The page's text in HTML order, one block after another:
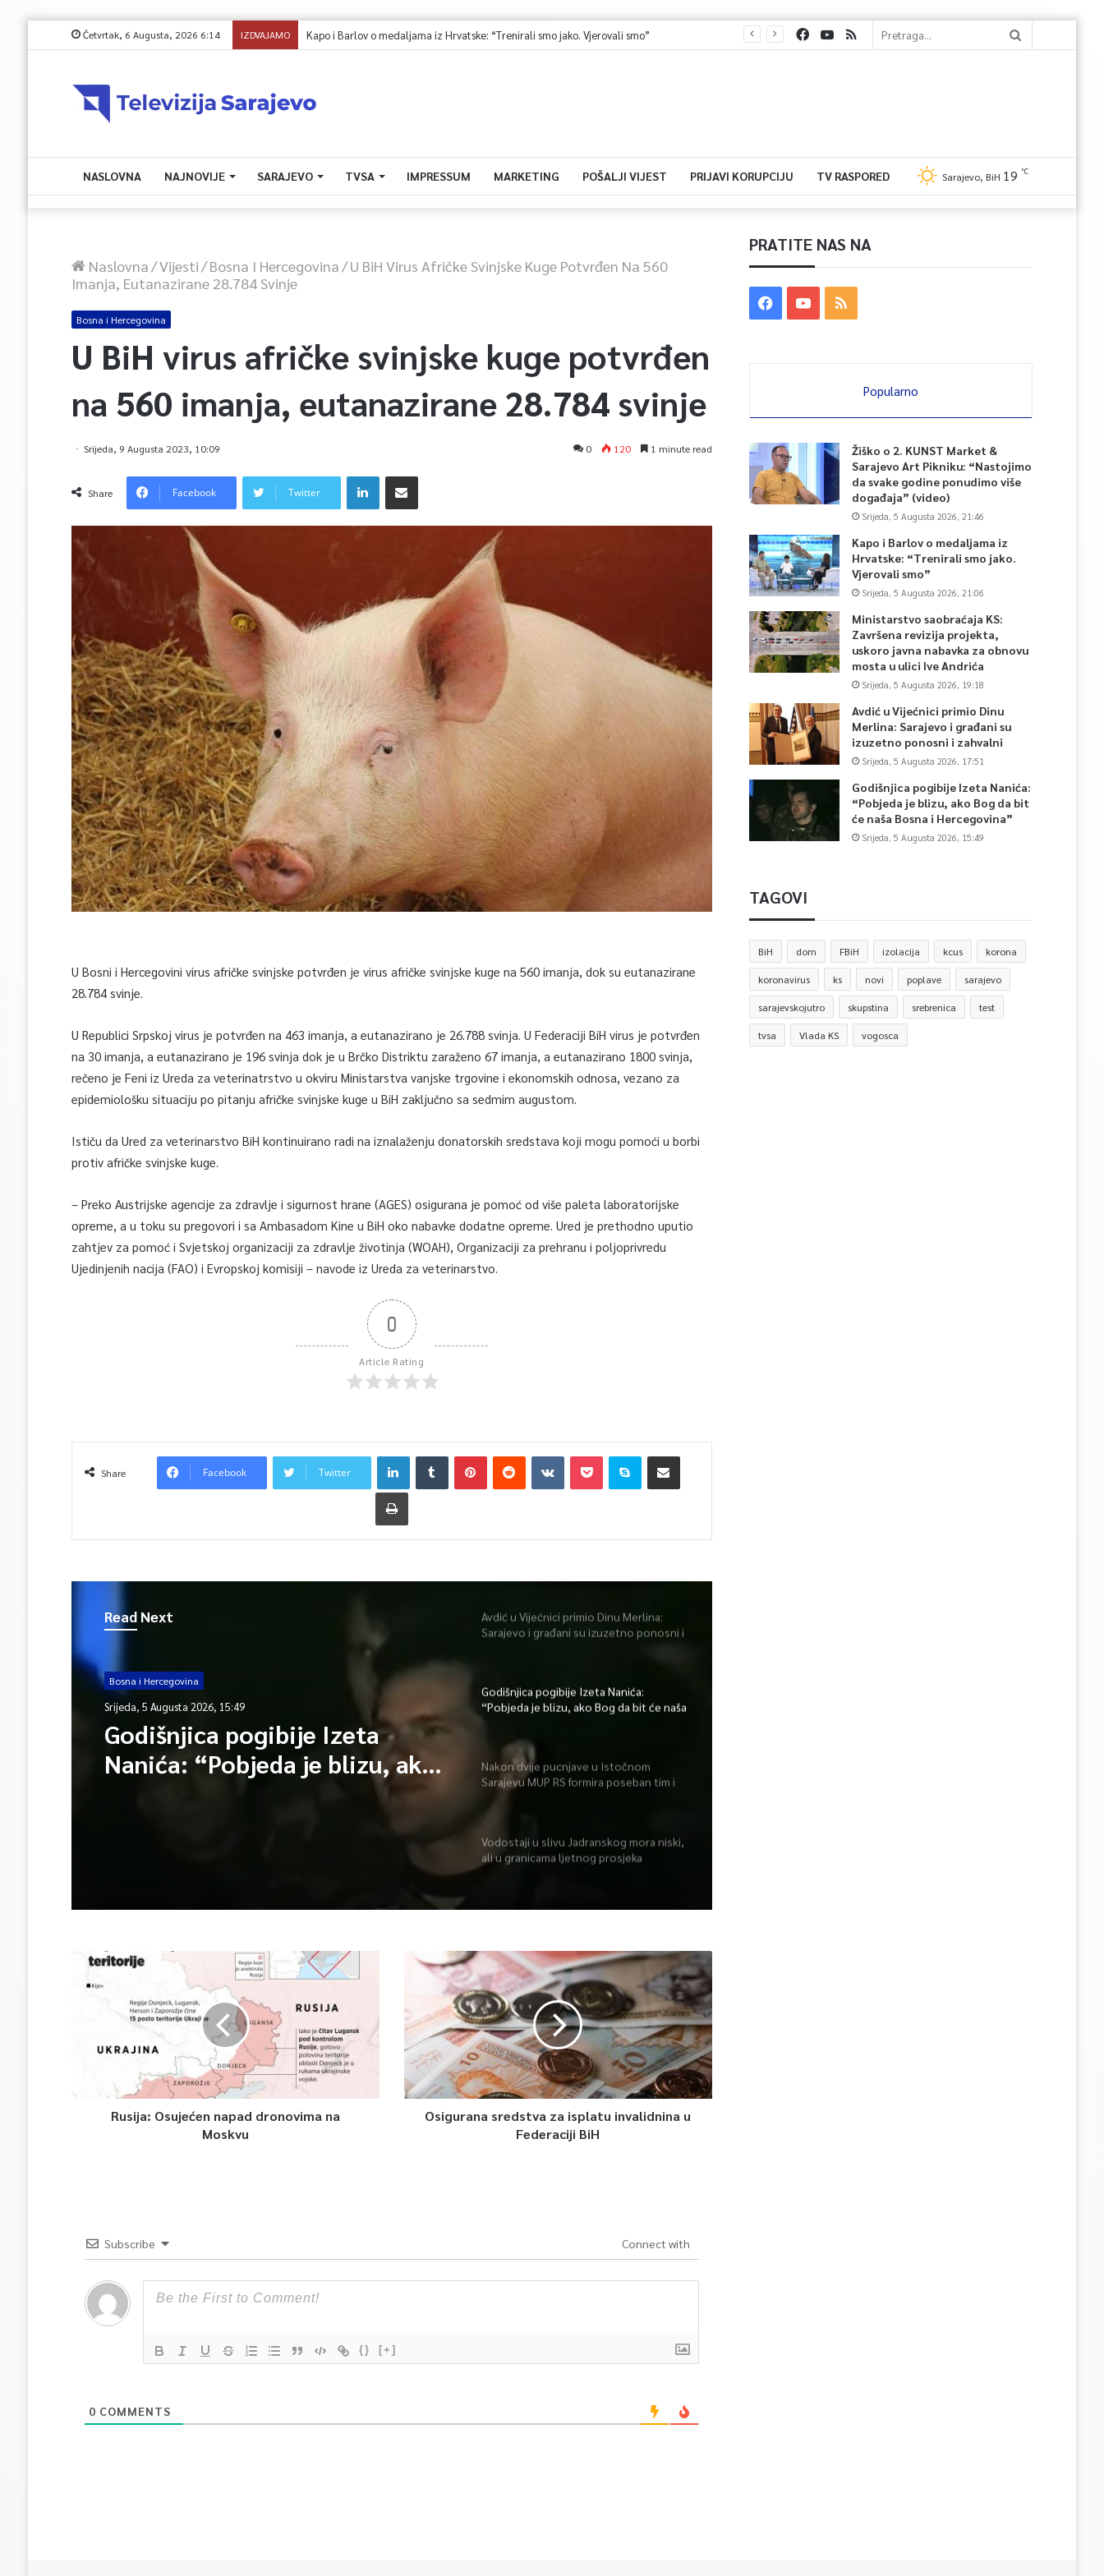
Četvrtak, 6 Augusta, 2026 6:14 IZDVAJAMO Kapo i Barlov o medaljama iz Hrvatske: “Trenirali smo jako. Vjerovali smo”
NASLOVNA NAJNOVIJE SARAJEVO TVSA IMPRESSUM MARKETING POŠALJI VIJEST PRIJAVI KORUPCIJU TV RASPORED Sarajevo, BiH 19 ℃
Naslovna/Vijesti/Bosna I Hercegovina/U BiH Virus Afričke Svinjske Kuge Potvrđen Na 560
Imanja, Eutanazirane 28.784 Svinje
Bosna i Hercegovina
U BiH virus afričke svinjske kuge potvrđen
na 560 imanja, eutanazirane 28.784 svinje
Srijeda, 9 Augusta 2023, 10:09 0 120 1 minute read
Share Facebook Twitter
U Bosni i Hercegovini virus afričke svinjske potvrđen je virus afričke svinjske kuge na 560 imanja, dok su eutanazirane
28.784 svinje.
U Republici Srpskoj virus je potvrđen na 463 imanja, a eutanazirano je 26.788 svinja. U Federaciji BiH virus je potvrđen
na 30 imanja, a eutanazirano je 196 svinja dok je u Brčko Distriktu zaraženo 67 imanja, a eutanazirano 1800 svinja,
rečeno je Feni iz Ureda za veterinatrstvo u okviru Ministarstva vanjske trgovine i ekonomskih odnosa, vezano za
epidemiološku situaciju po pitanju afričke svinjske kuge u BiH zaključno sa sedmim augustom.
Ističu da Ured za veterinarstvo BiH kontinuirano radi na iznalaženju donatorskih sredstava koji mogu pomoći u borbi
protiv afričke svinjske kuge.
– Preko Austrijske agencije za zdravlje i sigurnost hrane (AGES) osigurana je pomoć od više paleta laboratorijske
opreme, a u toku su pregovori i sa Ambasadom Kine u BiH oko nabavke dodatne opreme. Ured je prethodno uputio
zahtjev za pomoć i Svjetskoj organizaciji za zdravlje životinja (WOAH), Organizaciji za prehranu i poljoprivredu
Ujedinjenih nacija (FAO) i Evropskoj komisiji – navode iz Ureda za veterinarstvo.
0
Article Rating
Share Facebook Twitter
Read Next
Bosna i Hercegovina
Srijeda, 5 Augusta 2026, 15:49
Godišnjica pogibije Izeta
Nanića: “Pobjeda je blizu, ako
Bog da bit će naša Bosna i
Avdić u Vijećnici primio Dinu Merlina:
Sarajevo i građani su izuzetno ponosni i
Godišnjica pogibije Izeta Nanića:
“Pobjeda je blizu, ako Bog da bit će naša
Nakon dvije pucnjave u Istočnom
Sarajevu MUP RS formira poseban tim i
Vodostaji u slivu Jadranskog mora niski,
ali u granicama ljetnog prosjeka
Rusija: Osujećen napad dronovima na
Moskvu
Osigurana sredstva za isplatu invalidnina u
Federaciji BiH
Subscribe Connect with
{} [+]
0 COMMENTS
PRATITE NAS NA
Popularno
Žiško o 2. KUNST Market &
Sarajevo Art Pikniku: “Nastojimo
da svake godine ponudimo više
događaja” (video)
Srijeda, 5 Augusta 2026, 21:46
Kapo i Barlov o medaljama iz
Hrvatske: “Trenirali smo jako.
Vjerovali smo”
Srijeda, 5 Augusta 2026, 21:06
Ministarstvo saobraćaja KS:
Završena revizija projekta,
uskoro javna nabavka za obnovu
mosta u ulici Ive Andrića
Srijeda, 5 Augusta 2026, 19:18
Avdić u Vijećnici primio Dinu
Merlina: Sarajevo i građani su
izuzetno ponosni i zahvalni
Srijeda, 5 Augusta 2026, 17:51
Godišnjica pogibije Izeta Nanića:
“Pobjeda je blizu, ako Bog da bit
će naša Bosna i Hercegovina”
Srijeda, 5 Augusta 2026, 15:49
TAGOVI
BiH dom FBiH izolacija kcus korona
koronavirus ks novi poplave sarajevo
sarajevskojutro skupstina srebrenica test
tvsa Vlada KS vogosca